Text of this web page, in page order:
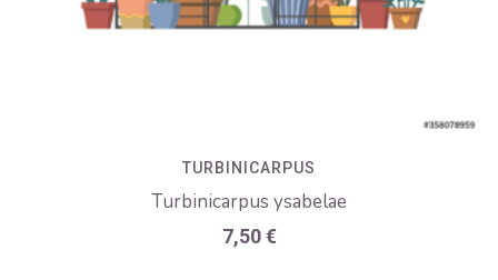
TURBINICARPUS
Turbinicarpus ysabelae
7,50€